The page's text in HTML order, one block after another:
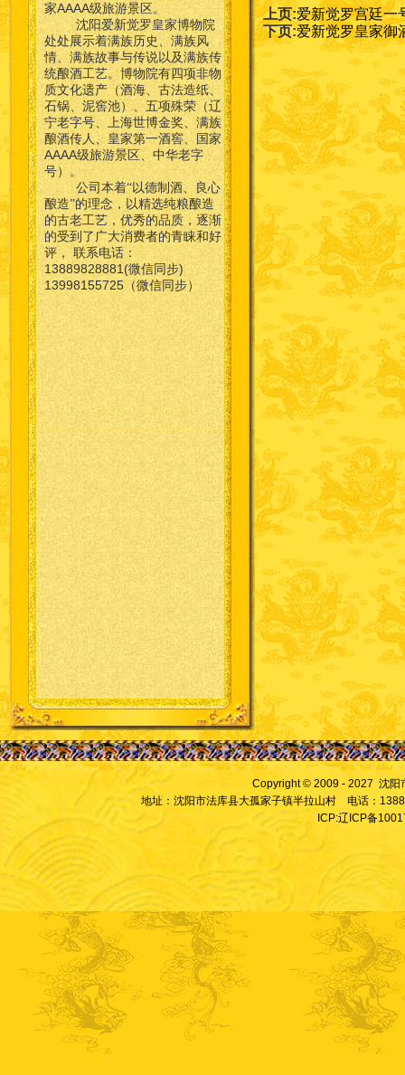
家AAAA级旅游景区。
沈阳爱新觉罗皇家博物院
处处展示着满族历史、满族风
情、满族故事与传说以及满族传
统酿酒工艺。博物院有四项非物
质文化遗产（酒海、古法造纸、
石锅、泥窖池）、五项殊荣（辽
宁老字号、上海世博金奖、满族
酿酒传人、皇家第一酒窖、国家
AAAA级旅游景区、中华老字
号）。
公司本着“以德制酒、良心
酿造”的理念，以精选纯粮酿造
的古老工艺，优秀的品质，逐渐
的受到了广大消费者的青睐和好
评， 联系电话：
13889828881(微信同步)
13998155725（微信同步）
上页:爱新觉罗宫廷一
下页:爱新觉罗皇家御
Copyright © 2009 - 2027 沈阳
地址：沈阳市法库县大孤家子镇半拉山村 电话：
ICP:辽ICP备